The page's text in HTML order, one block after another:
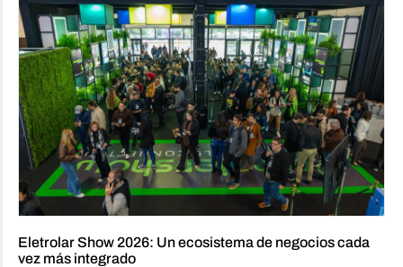
Eletrolar Show 2026: Un ecosistema de negocios cada
vez más integrado